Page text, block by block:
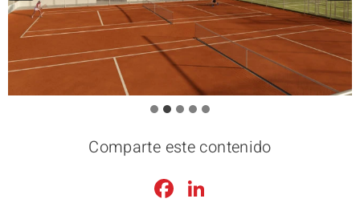
Comparte este contenido
Facebook